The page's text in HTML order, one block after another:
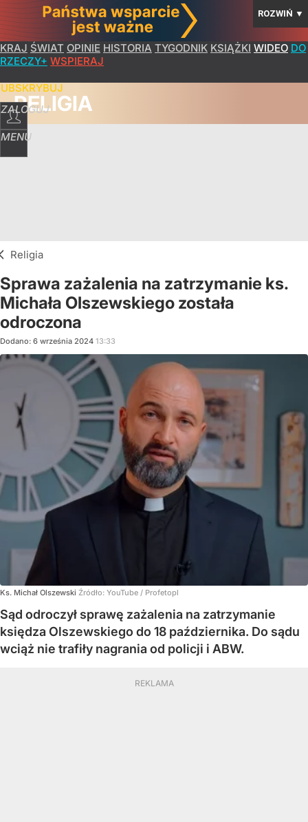
ROZWIŃ ▼
KRAJ ŚWIAT OPINIE HISTORIA TYGODNIK KSIĄŻKI WIDEO DO
RZECZY+ WSPIERAJ
ZALOGUJ
MENU
RELIGIA
Religia
Sprawa zażalenia na zatrzymanie ks.
Michała Olszewskiego została
odroczona
Dodano: 6 września 2024 13:33
Ks. Michał Olszewski Źródło: YouTube / Profetopl
Sąd odroczył sprawę zażalenia na zatrzymanie
księdza Olszewskiego do 18 października. Do sądu
wciąż nie trafiły nagrania od policji i ABW.